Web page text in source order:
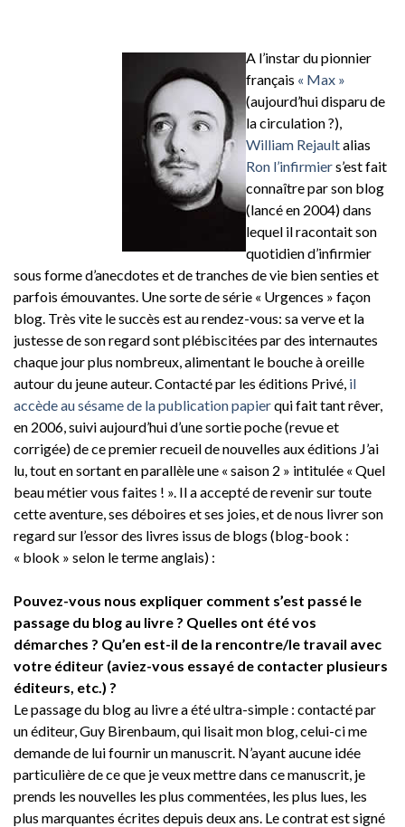
A l’instar du pionnier
français « Max »
(aujourd’hui disparu de
la circulation ?),
William Rejaultalias
Ron l’infirmiers’est fait
connaître par son blog
(lancé en 2004) dans
lequel il racontait son
quotidien d’infirmier
sous forme d’anecdotes et de tranches de vie bien senties et
parfois émouvantes. Une sorte de série « Urgences » façon
blog. Très vite le succès est au rendez-vous: sa verve et la
justesse de son regard sont plébiscitées par des internautes
chaque jour plus nombreux, alimentant le bouche à oreille
autour du jeune auteur. Contacté par les éditions Privé, il
accède au sésame de la publication papierqui fait tant rêver,
en 2006, suivi aujourd’hui d’une sortie poche (revue et
corrigée) de ce premier recueil de nouvelles aux éditions J’ai
lu, tout en sortant en parallèle une « saison 2 » intitulée « Quel
beau métier vous faites ! ». Il a accepté de revenir sur toute
cette aventure, ses déboires et ses joies, et de nous livrer son
regard sur l’essor des livres issus de blogs (blog-book :
« blook » selon le terme anglais) :
Pouvez-vous nous expliquer comment s’est passé le
passage du blog au livre ? Quelles ont été vos
démarches ? Qu’en est-il de la rencontre/le travail avec
votre éditeur (aviez-vous essayé de contacter plusieurs
éditeurs, etc.) ?
Le passage du blog au livre a été ultra-simple : contacté par
un éditeur, Guy Birenbaum, qui lisait mon blog, celui-ci me
demande de lui fournir un manuscrit. N’ayant aucune idée
particulière de ce que je veux mettre dans ce manuscrit, je
prends les nouvelles les plus commentées, les plus lues, les
plus marquantes écrites depuis deux ans. Le contrat est signé